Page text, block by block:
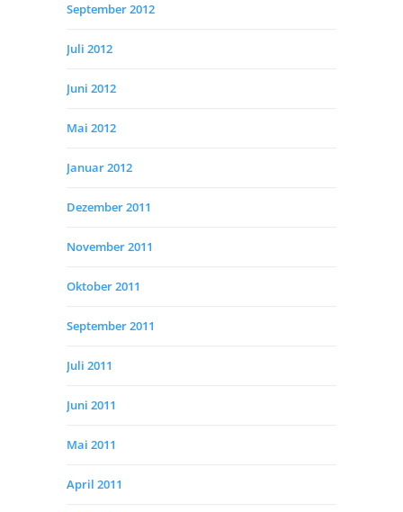
September 2012
Juli 2012
Juni 2012
Mai 2012
Januar 2012
Dezember 2011
November 2011
Oktober 2011
September 2011
Juli 2011
Juni 2011
Mai 2011
April 2011